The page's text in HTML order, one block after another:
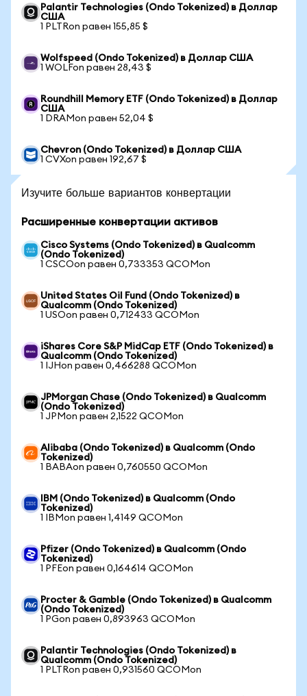
Palantir Technologies (Ondo Tokenized) в Доллар
США
1 PLTRon равен 155,85 $
Wolfspeed (Ondo Tokenized) в Доллар США
1 WOLFon равен 28,43 $
Roundhill Memory ETF (Ondo Tokenized) в Доллар
США
1 DRAMon равен 52,04 $
Chevron (Ondo Tokenized) в Доллар США
1 CVXon равен 192,67 $
Изучите больше вариантов конвертации
Расширенные конвертации активов
Cisco Systems (Ondo Tokenized) в Qualcomm
(Ondo Tokenized)
1 CSCOon равен 0,733353 QCOMon
United States Oil Fund (Ondo Tokenized) в
Qualcomm (Ondo Tokenized)
1 USOon равен 0,712433 QCOMon
iShares Core S&P MidCap ETF (Ondo Tokenized) в
Qualcomm (Ondo Tokenized)
1 IJHon равен 0,466288 QCOMon
JPMorgan Chase (Ondo Tokenized) в Qualcomm
(Ondo Tokenized)
1 JPMon равен 2,1522 QCOMon
Alibaba (Ondo Tokenized) в Qualcomm (Ondo
Tokenized)
1 BABAon равен 0,760550 QCOMon
IBM (Ondo Tokenized) в Qualcomm (Ondo
Tokenized)
1 IBMon равен 1,4149 QCOMon
Pfizer (Ondo Tokenized) в Qualcomm (Ondo
Tokenized)
1 PFEon равен 0,164614 QCOMon
Procter & Gamble (Ondo Tokenized) в Qualcomm
(Ondo Tokenized)
1 PGon равен 0,893963 QCOMon
Palantir Technologies (Ondo Tokenized) в
Qualcomm (Ondo Tokenized)
1 PLTRon равен 0,931560 QCOMon